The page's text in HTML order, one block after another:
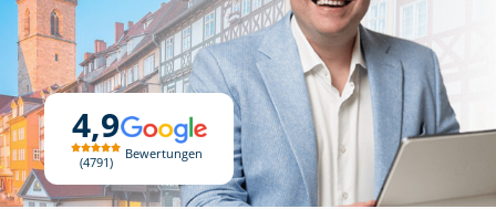
4,9
4791
Bewertungen